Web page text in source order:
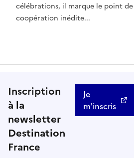
célébrations, il marque le point
coopération inédite...
Inscription
à la
newsletter
Destination
France
Je
m'inscris